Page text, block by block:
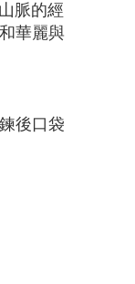
脈的經
華麗與
後口袋